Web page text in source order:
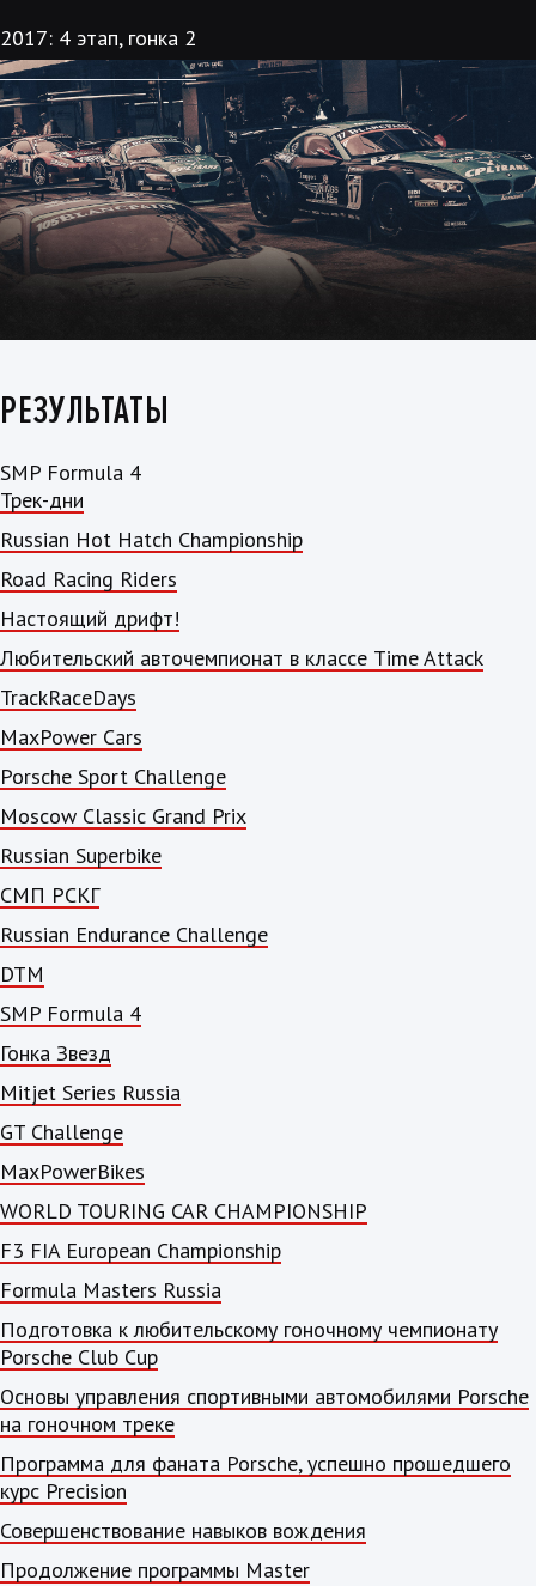
РЕЗУЛЬТАТЫ
SMP Formula 4
Трек-дни
Russian Hot Hatch Championship
Road Racing Riders
Настоящий дрифт!
Любительский авточемпионат в классе Time Attack
TrackRaceDays
MaxPower Cars
Porsche Sport Challenge
Moscow Classic Grand Prix
Russian Superbike
СМП РСКГ
Russian Endurance Challenge
DTM
SMP Formula 4
Гонка Звезд
Mitjet Series Russia
GT Challenge
MaxPowerBikes
WORLD TOURING CAR CHAMPIONSHIP
F3 FIA European Championship
Formula Masters Russia
Подготовка к любительскому гоночному чемпионату
Porsche Club Cup
Основы управления спортивными автомобилями Porsche
на гоночном треке
Программа для фаната Porsche, успешно прошедшего
курс Precision
Совершенствование навыков вождения
Продолжение программы Master
2017: 4 этап, гонка 2